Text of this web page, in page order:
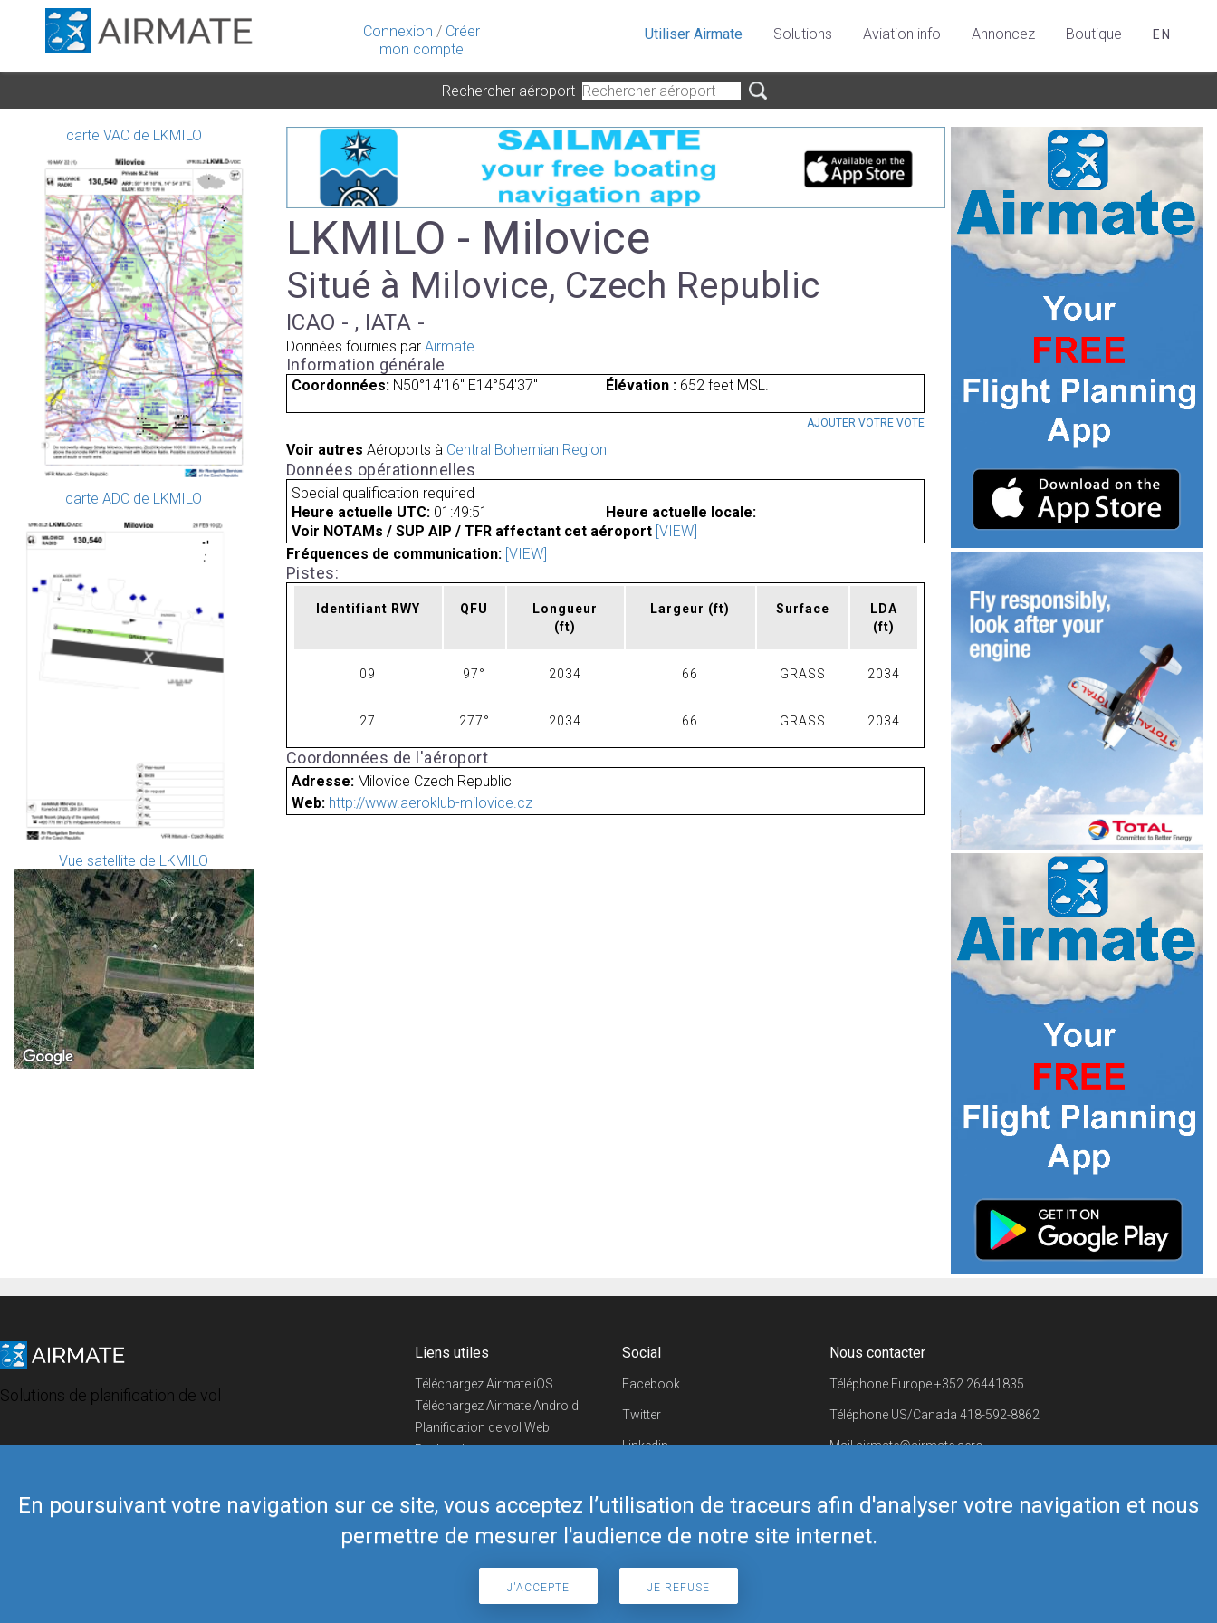
Connexion / Créer
mon compte
En poursuivant votre navigation sur ce site, vous acceptez l’utilisation de traceurs afin d'analyser votre navigation et nous
permettre de mesurer l'audience de notre site internet.
J'ACCEPTE JE REFUSE
Utiliser Airmate Solutions Aviation info Annoncez Boutique EN
Rechercher aéroport
carte VAC de LKMILO
carte ADC de LKMILO
Vue satellite de LKMILO
LKMILO - Milovice
Situé à Milovice, Czech Republic
ICAO - , IATA -
Données fournies par Airmate
Information générale
Coordonnées: N50°14'16" E14°54'37" Élévation :652 feet MSL.
AJOUTER VOTRE VOTE
Voir autres Aéroports à Central Bohemian Region
Données opérationnelles
Special qualification required
Heure actuelle UTC: 01:49:51
Heure actuelle locale:
Voir NOTAMs / SUP AIP / TFR affectant cet aéroport [VIEW]
Fréquences de communication: [VIEW]
Pistes:
Identifiant RWY QFU
Longueur
(ft)
Largeur (ft) Surface
LDA
(ft)
09 97° 2034 66 GRASS 2034
27 277° 2034 66 GRASS 2034
Coordonnées de l'aéroport
Adresse: Milovice Czech Republic
Web: http://www.aeroklub-milovice.cz
Solutions de planification de vol
Liens utiles
Téléchargez Airmate iOS
Téléchargez Airmate Android
Planification de vol Web
Recherche
Boutique Airmate
Social
Facebook
Twitter
Linkedin
Telegram
Nous contacter
Téléphone Europe+352 26441835
Téléphone US/Canada 418-592-8862
Mailairmate@airmate.aero